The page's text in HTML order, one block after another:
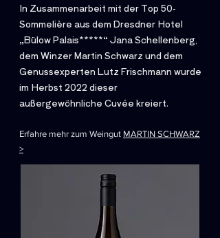
In Zusammenarbeit mit der Top 50-
Sommelière aus dem Dresdner Hotel
„Bülow Palais*****“ Jana Schellenberg,
dem Winzer Martin Schwarz und dem
Genussexperten Lutz Frischmann wurde
im Herbst 2022 dieser
außergewöhnliche Cuvée kreiert.
Erfahre mehr zum Weingut MARTIN SCHWARZ
>